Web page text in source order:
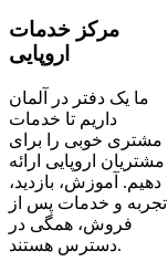
مرکز خدمات
اروپایی
ما یک دفتر در آلمان
داریم تا خدمات
مشتری خوبی را برای
مشتریان اروپایی ارائه
دهیم. آموزش، بازدید،
تجربه و خدمات پس از
فروش، همگی در
دسترس هستند.